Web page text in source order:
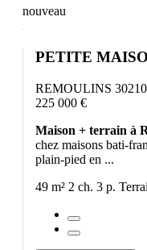
nouveau
PETITE
REMOULINS 30210
225 000 €
Maison + terrain à
chez maisons bati-
plain-pied en ...
49 m² 2 ch. 3 p.